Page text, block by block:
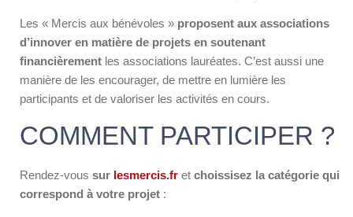
Les « Mercis aux bénévoles » proposent aux associations
d’innover en matière de projets en soutenant
financièrement les associations lauréates. C’est aussi une
manière de les encourager, de mettre en lumière les
participants et de valoriser les activités en cours.
COMMENT PARTICIPER ?
Rendez-vous sur lesmercis.fr et choissisez la catégorie qui
correspond à votre projet :